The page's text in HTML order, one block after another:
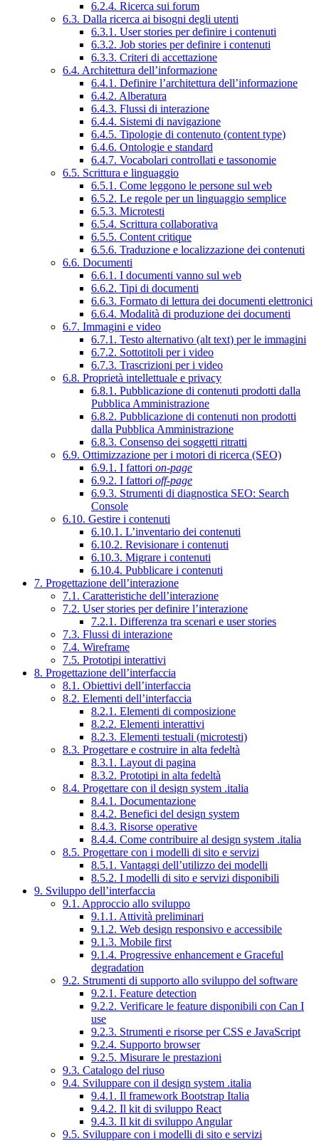
6.2.4. Ricerca sui forum
6.3. Dalla ricerca ai bisogni degli utenti
6.3.1. User stories per definire i contenuti
6.3.2. Job stories per definire i contenuti
6.3.3. Criteri di accettazione
6.4. Architettura dell’informazione
6.4.1. Definire l’architettura dell’informazione
6.4.2. Alberatura
6.4.3. Flussi di interazione
6.4.4. Sistemi di navigazione
6.4.5. Tipologie di contenuto (content type)
6.4.6. Ontologie e standard
6.4.7. Vocabolari controllati e tassonomie
6.5. Scrittura e linguaggio
6.5.1. Come leggono le persone sul web
6.5.2. Le regole per un linguaggio semplice
6.5.3. Microtesti
6.5.4. Scrittura collaborativa
6.5.5. Content critique
6.5.6. Traduzione e localizzazione dei contenuti
6.6. Documenti
6.6.1. I documenti vanno sul web
6.6.2. Tipi di documenti
6.6.3. Formato di lettura dei documenti elettronici
6.6.4. Modalità di produzione dei documenti
6.7. Immagini e video
6.7.1. Testo alternativo (alt text) per le immagini
6.7.2. Sottotitoli per i video
6.7.3. Trascrizioni per i video
6.8. Proprietà intellettuale e privacy
6.8.1. Pubblicazione di contenuti prodotti dalla
Pubblica Amministrazione
6.8.2. Pubblicazione di contenuti non prodotti
dalla Pubblica Amministrazione
6.8.3. Consenso dei soggetti ritratti
6.9. Ottimizzazione per i motori di ricerca (SEO)
6.9.1. I fattori on-page
6.9.2. I fattori off-page
6.9.3. Strumenti di diagnostica SEO: Search
Console
6.10. Gestire i contenuti
6.10.1. L’inventario dei contenuti
6.10.2. Revisionare i contenuti
6.10.3. Migrare i contenuti
6.10.4. Pubblicare i contenuti
7. Progettazione dell’interazione
7.1. Caratteristiche dell’interazione
7.2. User stories per definire l’interazione
7.2.1. Differenza tra scenari e user stories
7.3. Flussi di interazione
7.4. Wireframe
7.5. Prototipi interattivi
8. Progettazione dell’interfaccia
8.1. Obiettivi dell’interfaccia
8.2. Elementi dell’interfaccia
8.2.1. Elementi di composizione
8.2.2. Elementi interattivi
8.2.3. Elementi testuali (microtesti)
8.3. Progettare e costruire in alta fedeltà
8.3.1. Layout di pagina
8.3.2. Prototipi in alta fedeltà
8.4. Progettare con il design system .italia
8.4.1. Documentazione
8.4.2. Benefici del design system
8.4.3. Risorse operative
8.4.4. Come contribuire al design system .italia
8.5. Progettare con i modelli di sito e servizi
8.5.1. Vantaggi dell’utilizzo dei modelli
8.5.2. I modelli di sito e servizi disponibili
9. Sviluppo dell’interfaccia
9.1. Approccio allo sviluppo
9.1.1. Attività preliminari
9.1.2. Web design responsivo e accessibile
9.1.3. Mobile first
9.1.4. Progressive enhancement e Graceful
degradation
9.2. Strumenti di supporto allo sviluppo del software
9.2.1. Feature detection
9.2.2. Verificare le feature disponibili con Can I
use
9.2.3. Strumenti e risorse per CSS e JavaScript
9.2.4. Supporto browser
9.2.5. Misurare le prestazioni
9.3. Catalogo del riuso
9.4. Sviluppare con il design system .italia
9.4.1. Il framework Bootstrap Italia
9.4.2. Il kit di sviluppo React
9.4.3. Il kit di sviluppo Angular
9.5. Sviluppare con i modelli di sito e servizi